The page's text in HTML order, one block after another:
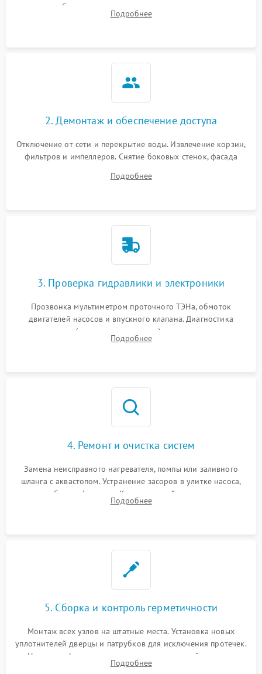
жалоб на отсутствие слива, нагрева, вращения
разбрызгивателей или срабатывание системы защиты
Подробнее
2. Демонтаж и обеспечение доступа
Отключение от сети и перекрытие воды. Извлечение корзин,
фильтров и импеллеров. Снятие боковых стенок, фасада
циркуляционному насосу, ТЭНу и сливной помпе.
Подробнее
3. Проверка гидравлики и электроники
Прозвонка мультиметром проточного ТЭНа, обмоток
двигателей насосов и впускного клапана. Диагностика
прессостата (датчика уровня воды), датчика мутности,
концевика дверцы и электронного модуля управления.
Подробнее
4. Ремонт и очистка систем
Замена неисправного нагревателя, помпы или заливного
шланга с аквастопом. Устранение засоров в улитке насоса,
патрубках и фильтрах. Компонентный ремонт платы
управления, восстановление поврежденной проводки.
Подробнее
5. Сборка и контроль герметичности
Монтаж всех узлов на штатные места. Установка новых
уплотнителей дверцы и патрубков для исключения протечек.
Надежная фиксация хомутов гидравлической системы,
сборка корпуса и установка датчика поплавка.
Подробнее